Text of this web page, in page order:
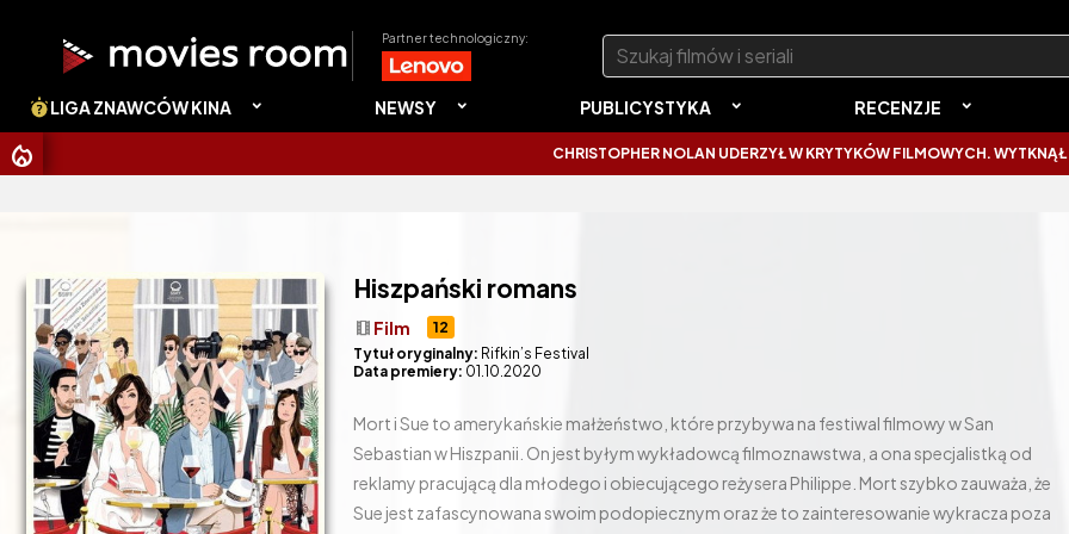
Partner technologiczny: Szukaj:
LIGA ZNAWCÓW KINA NEWSY PUBLICYSTYKA RECENZJE
CHRISTOPHER NOLAN UDERZYŁ W KRYTYKÓW FILMOWYCH. WYTKNĄŁ IM
Hiszpański romans
12
theaters Film
Tytuł oryginalny: Rifkin’s Festival
Data premiery: 01.10.2020
Mort i Sue to amerykańskie małżeństwo, które przybywa na festiwal filmowy w San
Sebastian w Hiszpanii. On jest byłym wykładowcą filmoznawstwa, a ona specjalistką od
reklamy pracującą dla młodego i obiecującego reżysera Philippe. Mort szybko zauważa, że
Sue jest zafascynowana swoim podopiecznym oraz że to zainteresowanie wykracza poza